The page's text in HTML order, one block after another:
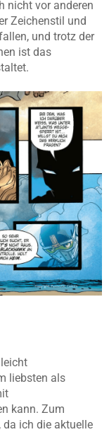
nicht vor anderen
Zeichenstil und
und trotz der
ist das
liebsten als
kann. Zum
da ich die aktuelle